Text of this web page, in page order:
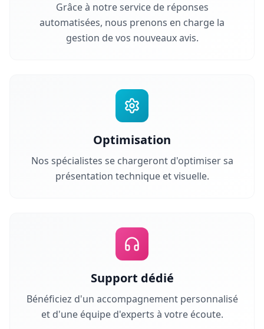
Grâce à notre service de réponses
automatisées, nous prenons en charge la
gestion de vos nouveaux avis.
Optimisation
Nos spécialistes se chargeront d'optimiser sa
présentation technique et visuelle.
Support dédié
Bénéficiez d'un accompagnement personnalisé
et d'une équipe d'experts à votre écoute.